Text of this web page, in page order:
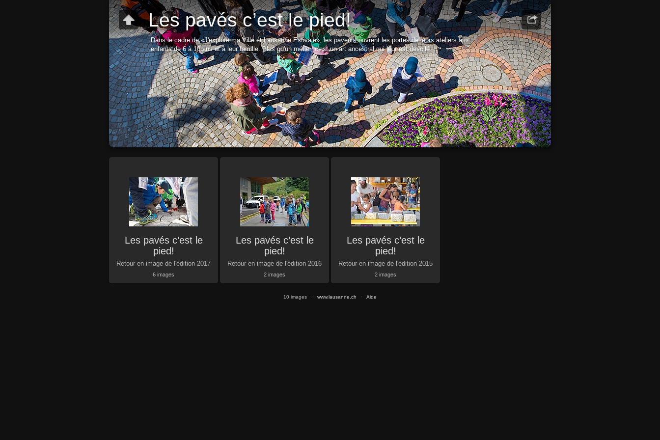
Les pavés c’est le pied!
Dans le cadre de «J'explore ma Ville et Lausanne Estivale», les paveurs ouvrent les portes de leurs ateliers aux
enfants de 6 à 10 ans et à leur famille. Plus qu'un métier, c'est un art ancestral qui leur est dévoilé.
Les pavés c’est le
pied!
Retour en image de l'édition 2017
6 images
Les pavés c’est le
pied!
Retour en image de l'édition 2016
2 images
Les pavés c’est le
pied!
Retour en image de l'édition 2015
2 images
10 images · www.lausanne.ch · Aide